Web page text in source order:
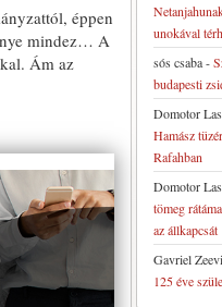
éppen
mindez… A
Ám az
unokával
sós csaba-
budapesti
Domotor
Hamász
Rafahban
Domotor
tömeg
az állkapcsát
Gavriel Zeevi
125 éve